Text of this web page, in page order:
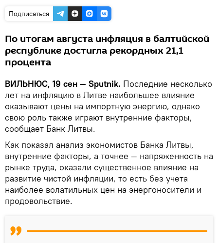
Подписаться
По итогам августа инфляция в балтийской
республике достигла рекордных 21,1
процента
ВИЛЬНЮС, 19 сен — Sputnik. Последние несколько
лет на инфляцию в Литве наибольшее влияние
оказывают цены на импортную энергию, однако
свою роль также играют внутренние факторы,
сообщает Банк Литвы.
Как показал анализ экономистов Банка Литвы,
внутренние факторы, а точнее — напряженность на
рынке труда, оказали существенное влияние на
развитие чистой инфляции, то есть без учета
наиболее волатильных цен на энергоносители и
продовольствие.